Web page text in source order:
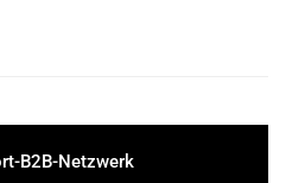
B2B-Netzwerk